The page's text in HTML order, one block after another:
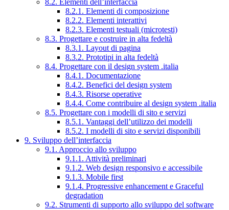
8.2. Elementi dell’interfaccia
8.2.1. Elementi di composizione
8.2.2. Elementi interattivi
8.2.3. Elementi testuali (microtesti)
8.3. Progettare e costruire in alta fedeltà
8.3.1. Layout di pagina
8.3.2. Prototipi in alta fedeltà
8.4. Progettare con il design system .italia
8.4.1. Documentazione
8.4.2. Benefici del design system
8.4.3. Risorse operative
8.4.4. Come contribuire al design system .italia
8.5. Progettare con i modelli di sito e servizi
8.5.1. Vantaggi dell’utilizzo dei modelli
8.5.2. I modelli di sito e servizi disponibili
9. Sviluppo dell’interfaccia
9.1. Approccio allo sviluppo
9.1.1. Attività preliminari
9.1.2. Web design responsivo e accessibile
9.1.3. Mobile first
9.1.4. Progressive enhancement e Graceful
degradation
9.2. Strumenti di supporto allo sviluppo del software